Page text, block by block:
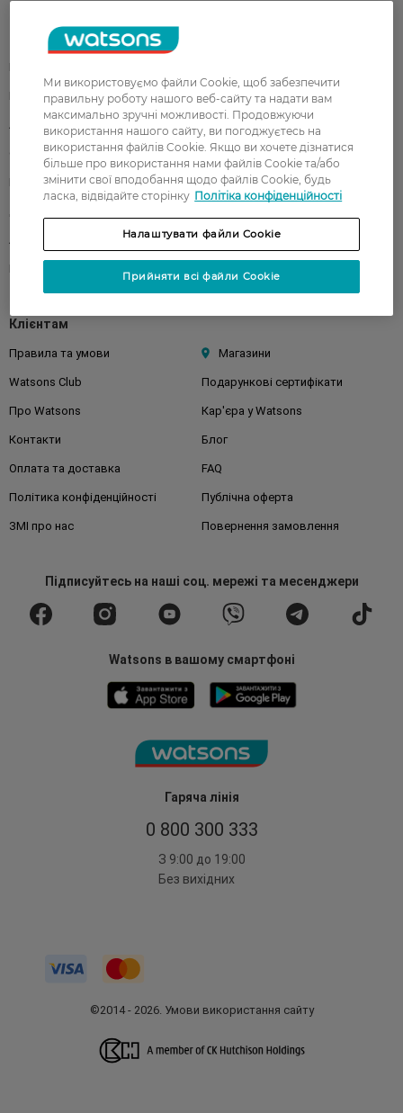
Гаряча лінія
0 800 300 333
З 9:00 до 19:00
Без вихідних
Каталог
Парфуми Здоров'я
Акції
Обличчя Тіло
Подарунки Діти
Аксесуари Дерматокосметика
Клієнтам
Правила та умови Магазини
Watsons Club Подарункові сертифікати
Про Watsons Кар'єра у Watsons
Контакти Блог
Оплата та доставка FAQ
Політика конфіденційності Публічна оферта
ЗМІ про нас Повернення замовлення
Підписуйтесьна наші соц. мережі та месенджери
Watsons в вашому смартфоні
©2014 - 2026. Умови використання сайту
Ми використовуємо файли Cookie, щоб забезпечити
правильну роботу нашого веб-сайту та надати вам
максимально зручні можливості. Продовжуючи
використання нашого сайту, ви погоджуєтесь на
використання файлів Cookie. Якщо ви хочете дізнатися
більше про використання нами файлів Cookie та/або
змінити свої вподобання щодо файлів Cookie, будь
ласка, відвідайте сторінку Політіка конфіденційності
Налаштувати файли Cookie
Прийняти всі файли Cookie